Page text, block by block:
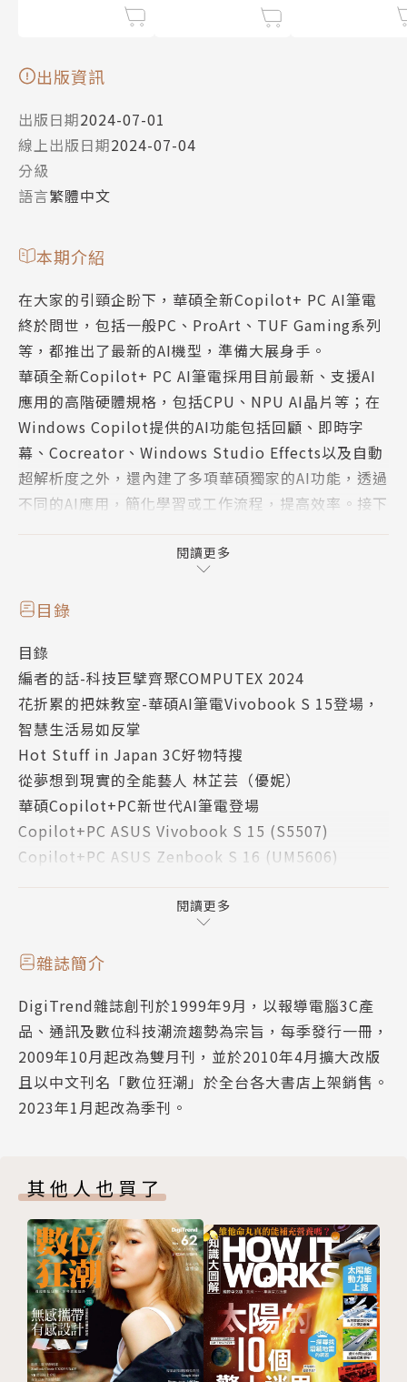
出版資訊
出版日期2024-07-01
線上出版日期2024-07-04
分級
語言繁體中文
本期介紹
在大家的引頸企盼下，華碩全新Copilot+ PC AI筆電
終於問世，包括一般PC、ProArt、TUF Gaming系列
等，都推出了最新的AI機型，準備大展身手。
華碩全新Copilot+ PC AI筆電採用目前最新、支援AI
應用的高階硬體規格，包括CPU、NPU AI晶片等；在
Windows Copilot提供的AI功能包括回顧、即時字
幕、Cocreator、Windows Studio Effects以及自動
超解析度之外，還內建了多項華碩獨家的AI功能，透過
不同的AI應用，簡化學習或工作流程，提高效率。接下
些獨家功能，以及這些功能如何結合到最新的ASUS Vi
vobook S 15與Zenbook S 16 AI筆電，開創你的AI
新生活。
閱讀更多
目錄
目錄
編者的話-科技巨擘齊聚COMPUTEX 2024
花折累的把妹教室-華碩AI筆電Vivobook S 15登場，
智慧生活易如反掌
Hot Stuff in Japan 3C好物特搜
從夢想到現實的全能藝人 林芷芸（優妮）
華碩Copilot+PC新世代AI筆電登場
Copilot+PC ASUS Vivobook S 15 (S5507)
Copilot+PC ASUS Zenbook S 16 (UM5606)
老爸健康一同「手」護 ASUS VivoWatch 6智慧健康
Adobe Express 8大好用功能不怕設計零經驗
用功能
ASUSTOR Surveillance Center 即時監控，守護居
家安全
進化的超新星 ROG Cetra True Wireless SpeedNov
a真無線藍牙耳機
體玩創意
關鍵字搜尋技巧全解析 Google搜尋
Event News
訂閱單
閱讀更多
雜誌簡介
DigiTrend雜誌創刊於1999年9月，以報導電腦3C產
品、通訊及數位科技潮流趨勢為宗旨，每季發行一冊，
2009年10月起改為雙月刊，並於2010年4月擴大改版
且以中文刊名「數位狂潮」於全台各大書店上架銷售。
2023年1月起改為季刊。
其他人也買了